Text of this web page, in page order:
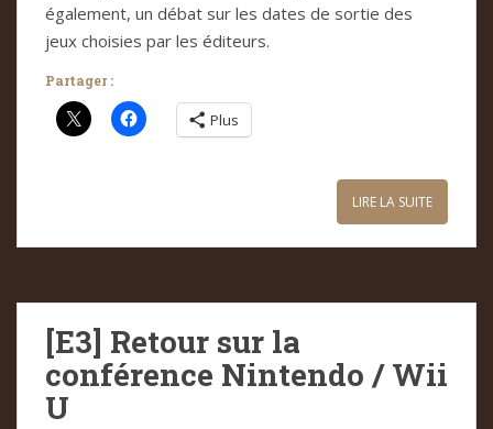
également, un débat sur les dates de sortie des
jeux choisies par les éditeurs.
Partager :
Plus
LIRE LA SUITE
[E3] Retour sur la
conférence Nintendo / Wii
U